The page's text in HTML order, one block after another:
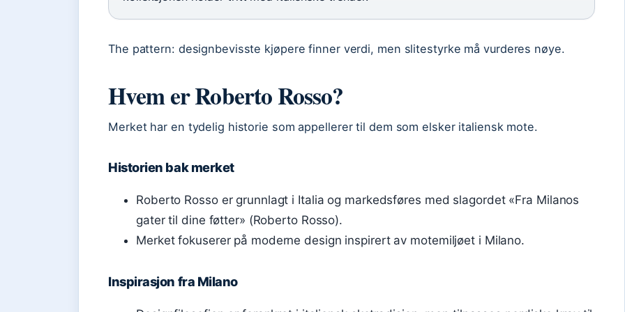
The pattern: designbevisste kjøpere finner verdi, men slitestyrke må vurderes nøye.
Hvem er Roberto Rosso?
Merket har en tydelig historie som appellerer til dem som elsker italiensk mote.
Historien bak merket
Roberto Rosso er grunnlagt i Italia og markedsføres med slagordet «Fra Milanos
gater til dine føtter» (Roberto Rosso).
Merket fokuserer på moderne design inspirert av motemiljøet i Milano.
Inspirasjon fra Milano